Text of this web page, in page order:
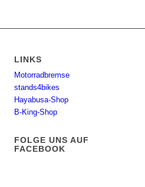
LINKS
Motorradbremse
stands4bikes
Hayabusa-Shop
B-King-Shop
FOLGE UNS AUF
FACEBOOK